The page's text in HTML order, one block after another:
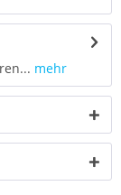
mehr